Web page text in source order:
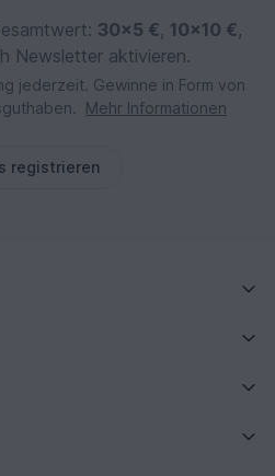
30×5 €, 10×10 €,
Newsletter aktivieren.
jederzeit. Gewinne in Form von
Mehr Informationen
registrieren